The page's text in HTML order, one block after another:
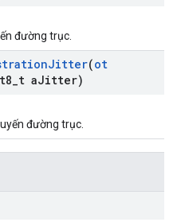
đường trục.
Jitter(ot
t aJitter)
đường trục.